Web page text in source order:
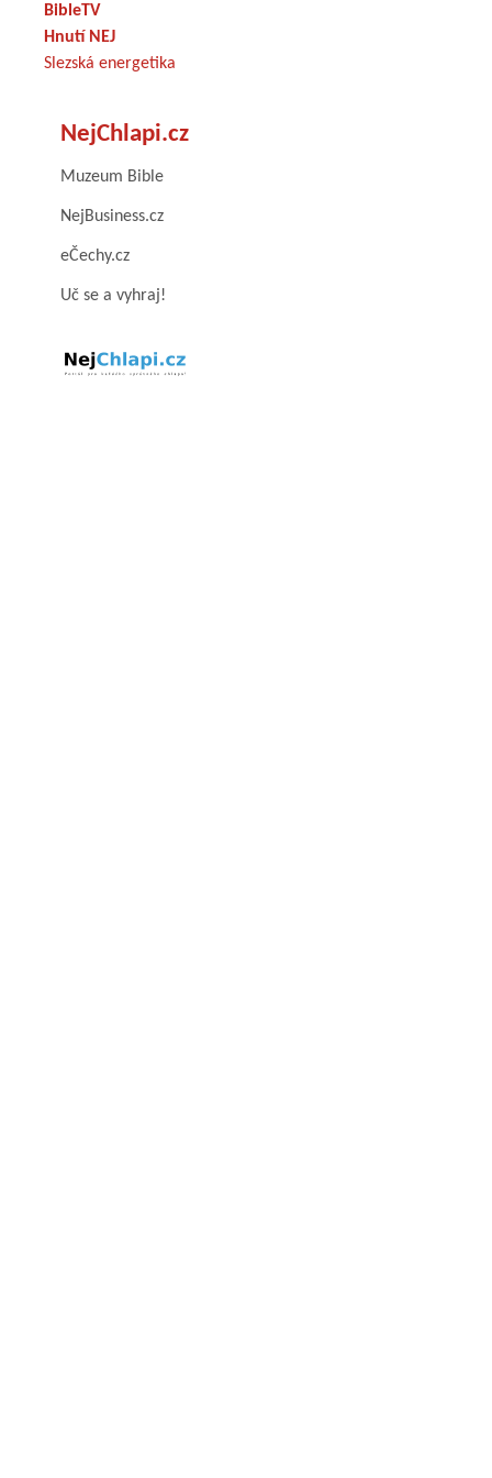
BibleTV
Hnutí NEJ
Slezská energetika
NejChlapi.cz
Muzeum Bible
NejBusiness.cz
eČechy.cz
Uč se a vyhraj!